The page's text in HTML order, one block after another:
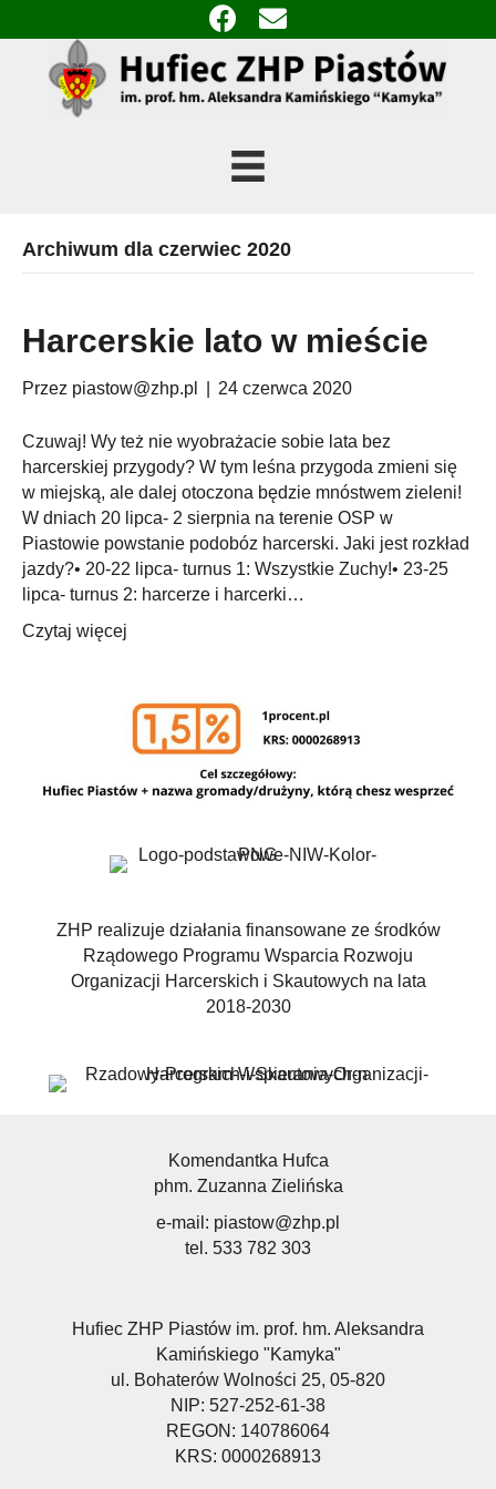
Archiwum dla czerwiec 2020
Harcerskie lato w mieście
Przez piastow@zhp.pl 24 czerwca 2020
Czuwaj! Wy też nie wyobrażacie sobie lata bez
harcerskiej przygody? W tym leśna przygoda zmieni się
w miejską, ale dalej otoczona będzie mnóstwem zieleni!
W dniach 20 lipca- 2 sierpnia na terenie OSP w
Piastowie powstanie podobóz harcerski. Jaki jest rozkład
jazdy?• 20-22 lipca- turnus 1: Wszystkie Zuchy!• 23-25
lipca- turnus 2: harcerze i harcerki…
Czytaj więcej
ZHP realizuje działania finansowane ze środków
Rządowego Programu Wsparcia Rozwoju
Organizacji Harcerskich i Skautowych na lata
2018-2030
Komendantka Hufca
phm. Zuzanna Zielińska
e-mail: piastow@zhp.pl
tel. 533 782 303
Hufiec ZHP Piastów im. prof. hm. Aleksandra
Kamińskiego "Kamyka"
ul. Bohaterów Wolności 25, 05-820
NIP: 527-252-61-38
REGON: 140786064
KRS: 0000268913